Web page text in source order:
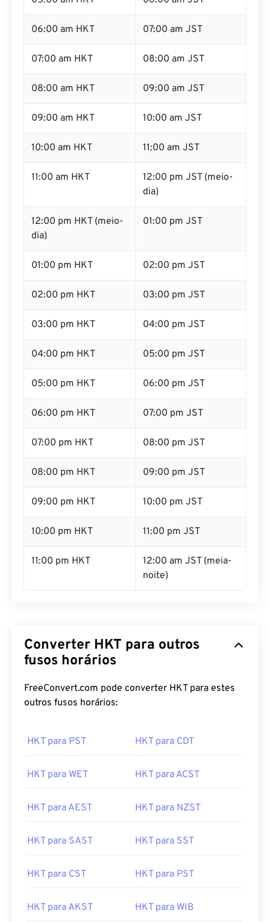
06:00 am HKT 07:00 am JST
07:00 am HKT 08:00 am JST
08:00 am HKT 09:00 am JST
09:00 am HKT 10:00 am JST
10:00 am HKT 11:00 am JST
11:00 am HKT
12:00 pm JST (meio-
dia)
12:00 pm HKT (meio-
dia)
01:00 pm JST
01:00 pm HKT 02:00 pm JST
02:00 pm HKT 03:00 pm JST
03:00 pm HKT 04:00 pm JST
04:00 pm HKT 05:00 pm JST
05:00 pm HKT 06:00 pm JST
06:00 pm HKT 07:00 pm JST
07:00 pm HKT 08:00 pm JST
08:00 pm HKT 09:00 pm JST
09:00 pm HKT 10:00 pm JST
10:00 pm HKT 11:00 pm JST
11:00 pm HKT
12:00 am JST (meia-
noite)
Converter HKT para outros
fusos horários
FreeConvert.com pode converter HKT para estes
outros fusos horários:
HKT para PST HKT para CDT
HKT para WET HKT para ACST
HKT para AEST HKT para NZST
HKT para SAST HKT para SST
HKT para CST HKT para PST
HKT para AKST HKT para WIB